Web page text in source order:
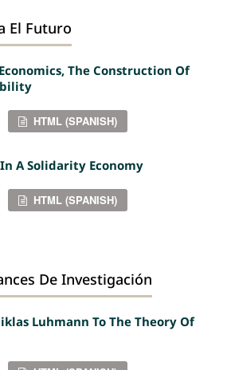
El Futuro
The Construction Of
HTML (SPANISH)
A Solidarity Economy
HTML (SPANISH)
De Investigación
Luhmann To The Theory Of